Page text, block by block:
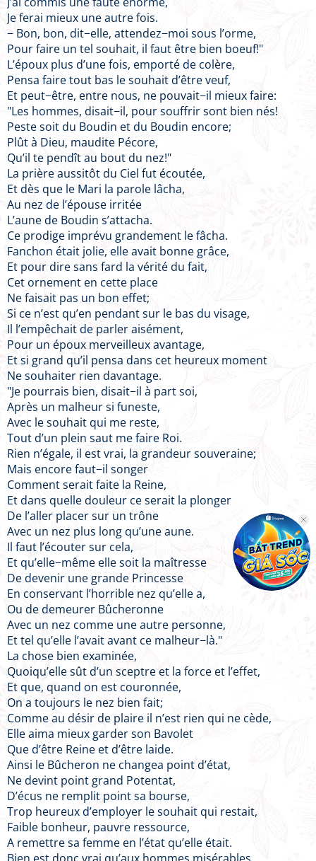
Je ferai mieux une autre fois.
− Bon, bon, dit−elle, attendez−moi sous l’orme,
Pour faire un tel souhait, il faut être bien boeuf!"
L’époux plus d’une fois, emporté de colère,
Pensa faire tout bas le souhait d’être veuf,
Et peut−être, entre nous, ne pouvait−il mieux faire:
"Les hommes, disait−il, pour souffrir sont bien nés!
Peste soit du Boudin et du Boudin encore;
Plût à Dieu, maudite Pécore,
Qu’il te pendît au bout du nez!"
La prière aussitôt du Ciel fut écoutée,
Et dès que le Mari la parole lâcha,
Au nez de l’épouse irritée
L’aune de Boudin s’attacha.
Ce prodige imprévu grandement le fâcha.
Fanchon était jolie, elle avait bonne grâce,
Et pour dire sans fard la vérité du fait,
Cet ornement en cette place
Ne faisait pas un bon effet;
Si ce n’est qu’en pendant sur le bas du visage,
Il l’empêchait de parler aisément,
Pour un époux merveilleux avantage,
Et si grand qu’il pensa dans cet heureux moment
Ne souhaiter rien davantage.
"Je pourrais bien, disait−il à part soi,
Après un malheur si funeste,
Avec le souhait qui me reste,
Tout d’un plein saut me faire Roi.
Rien n’égale, il est vrai, la grandeur souveraine;
Mais encore faut−il songer
Comment serait faite la Reine,
Et dans quelle douleur ce serait la plonger
De l’aller placer sur un trône
Avec un nez plus long qu’une aune.
Il faut l’écouter sur cela,
Et qu’elle−même elle soit la maîtresse
De devenir une grande Princesse
En conservant l’horrible nez qu’elle a,
Ou de demeurer Bûcheronne
Avec un nez comme une autre personne,
Et tel qu’elle l’avait avant ce malheur−là."
La chose bien examinée,
Quoiqu’elle sût d’un sceptre et la force et l’effet,
Et que, quand on est couronnée,
On a toujours le nez bien fait;
Comme au désir de plaire il n’est rien qui ne cède,
Elle aima mieux garder son Bavolet
Que d’être Reine et d’être laide.
Ainsi le Bûcheron ne changea point d’état,
Ne devint point grand Potentat,
D’écus ne remplit point sa bourse,
Trop heureux d’employer le souhait qui restait,
Faible bonheur, pauvre ressource,
A remettre sa femme en l’état qu’elle était.